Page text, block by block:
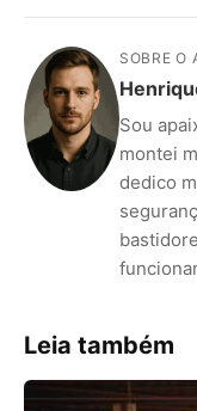
SOBRE O
Sou
montei
dedico
Leia também